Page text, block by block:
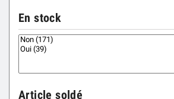
En stock
Article soldé